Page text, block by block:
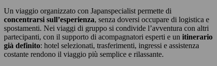
Un viaggio organizzato con Japanspecialist permette di
concentrarsi sull’esperienza, senza doversi occupare di logistica e
spostamenti. Nei viaggi di gruppo si condivide l’avventura con altri
partecipanti, con il supporto di acompagnatori esperti e un itinerario
già definito: hotel selezionati, trasferimenti, ingressi e assistenza
costante rendono il viaggio più semplice e rilassante.